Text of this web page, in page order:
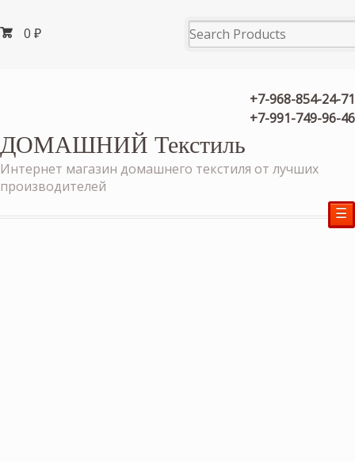
0 ₽
+7-968-854-24-71
+7-991-749-96-46
ДОМАШНИЙ Текстиль
Интернет магазин домашнего текстиля от лучших
производителей
☰